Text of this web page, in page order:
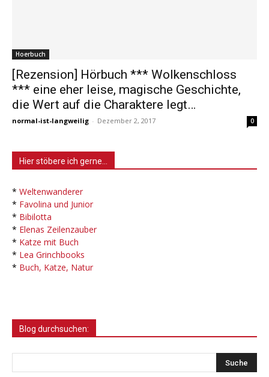
Hoerbuch
[Rezension] Hörbuch *** Wolkenschloss
*** eine eher leise, magische Geschichte,
die Wert auf die Charaktere legt…
normal-ist-langweilig - Dezember 2, 2017 0
Hier stöbere ich gerne…
* Weltenwanderer
* Favolina und Junior
* Bibilotta
* Elenas Zeilenzauber
* Katze mit Buch
* Lea Grinchbooks
* Buch, Katze, Natur
Blog durchsuchen: